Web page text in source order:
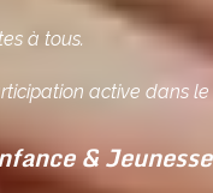
à tous.
active dans le
& Jeunesse